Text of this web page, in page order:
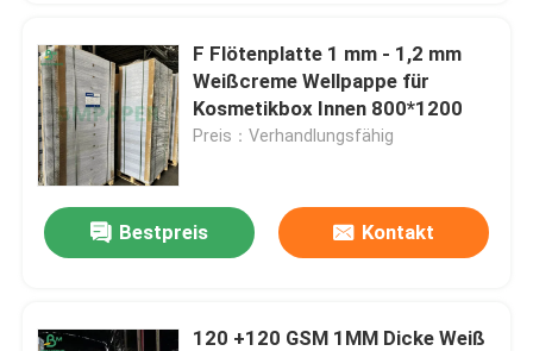
Schalen-Vorrat-Karton
Unbeschichtetes Woodfree-Papier
Nahrungsmittelkasten-Papier
Seiden-Glanz-Papier
F Flötenplatte 1 mm - 1,2 mm
Weißcreme Wellpappe für
Kosmetikbox Innen 800*1200
Preis：Verhandlungsfähig
Bestpreis Kontakt
120 +120 GSM 1MM Dicke Weiß